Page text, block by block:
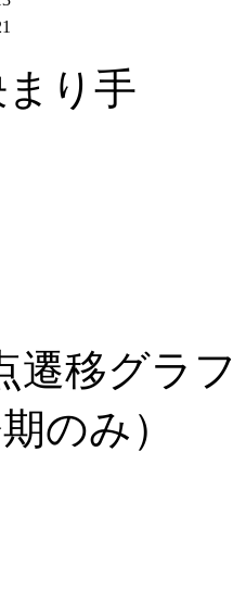
り手
遷移グラ
のみ）